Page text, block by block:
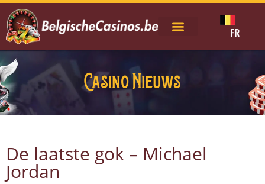
FR
Casino Nieuws
De laatste gok – Michael
Jordan